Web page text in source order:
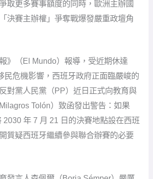
取更多賽事額度的同時，歐洲主辦國
決賽主辦權」爭奪戰爆發嚴重政壇角
》（El Mundo）報導，受近期休達
民危機影響，西班牙政府正面臨嚴峻的
對黨人民黨（PP）近日正式向教育與
Tolón）致函發出警告：如果
2030 年 7 月 21 日的決賽地點設在西班
質疑西班牙繼續參與聯合辦賽的必要